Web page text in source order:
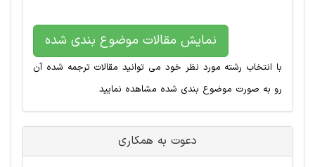
نمایش مقالات موضوع بندی شده
با انتخاب رشته مورد نظر خود می توانید مقالات ترجمه شده آن
رو به صورت موضوع بندی شده مشاهده نمایید
دعوت به همکاری